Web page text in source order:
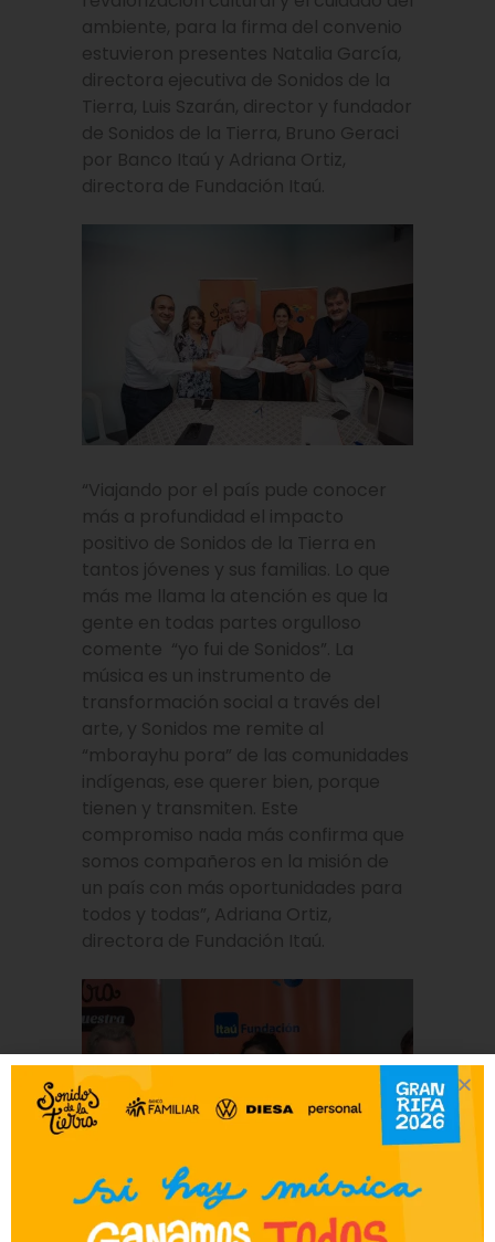
ambiente, para la firma del convenio
estuvieron presentes Natalia García,
directora ejecutiva de Sonidos de la
Tierra, Luis Szarán, director y fundador
de Sonidos de la Tierra, Bruno Geraci
por Banco Itaú y Adriana Ortiz,
directora de Fundación Itaú.
“Viajando por el país pude conocer
más a profundidad el impacto
positivo de Sonidos de la Tierra en
tantos jóvenes y sus familias. Lo que
más me llama la atención es que la
gente en todas partes orgulloso
comente “yo fui de Sonidos”. La
música es un instrumento de
transformación social a través del
arte, y Sonidos me remite al
“mborayhu pora” de las comunidades
indígenas, ese querer bien, porque
tienen y transmiten. Este
compromiso nada más confirma que
somos compañeros en la misión de
un país con más oportunidades para
todos y todas”, Adriana Ortiz,
directora de Fundación Itaú.